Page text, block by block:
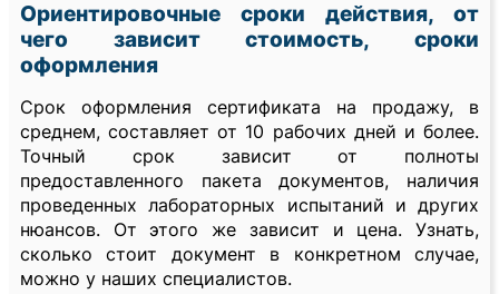
Ориентировочные сроки действия, от
чего зависит стоимость, сроки
оформления
Срок оформления сертификата на продажу, в
среднем, составляет от 10 рабочих дней и более.
Точный срок зависит от полноты
предоставленного пакета документов, наличия
проведенных лабораторных испытаний и других
нюансов. От этого же зависит и цена. Узнать,
сколько стоит документ в конкретном случае,
можно у наших специалистов.